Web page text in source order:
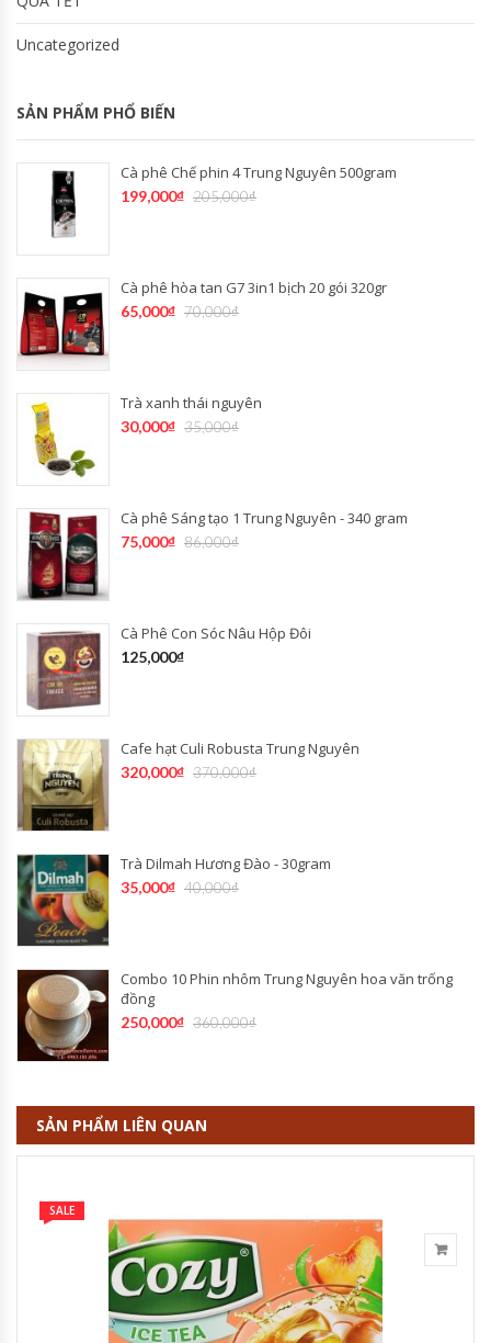
Uncategorized
SẢN PHẨM PHỔ BIẾN
Cà phê Chế phin 4 Trung Nguyên 500gram
205,000₫
199,000₫
Cà phê hòa tan G7 3in1 bịch 20 gói 320gr
70,000₫
65,000₫
Trà xanh thái nguyên
35,000₫
30,000₫
Cà phê Sáng tạo 1 Trung Nguyên - 340 gram
86,000₫
75,000₫
Cà Phê Con Sóc Nâu Hộp Đôi
125,000₫
Cafe hạt Culi Robusta Trung Nguyên
370,000₫
320,000₫
Trà Dilmah Hương Đào - 30gram
40,000₫
35,000₫
Combo 10 Phin nhôm Trung Nguyên hoa văn trống
đồng
360,000₫
250,000₫
SẢN PHẨM LIÊN QUAN
SALE